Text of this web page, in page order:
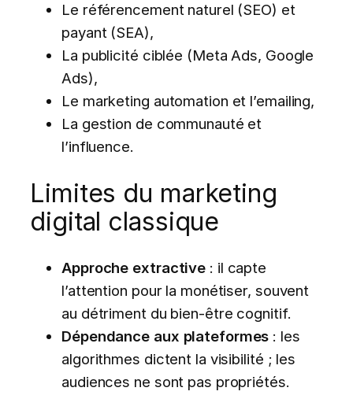
Le référencement naturel (SEO) et
payant (SEA),
La publicité ciblée (Meta Ads, Google
Ads),
Le marketing automation et l’emailing,
La gestion de communauté et
l’influence.
Limites du marketing
digital classique
Approche extractive : il capte
l’attention pour la monétiser, souvent
au détriment du bien-être cognitif.
Dépendance aux plateformes : les
algorithmes dictent la visibilité ; les
audiences ne sont pas propriétés.